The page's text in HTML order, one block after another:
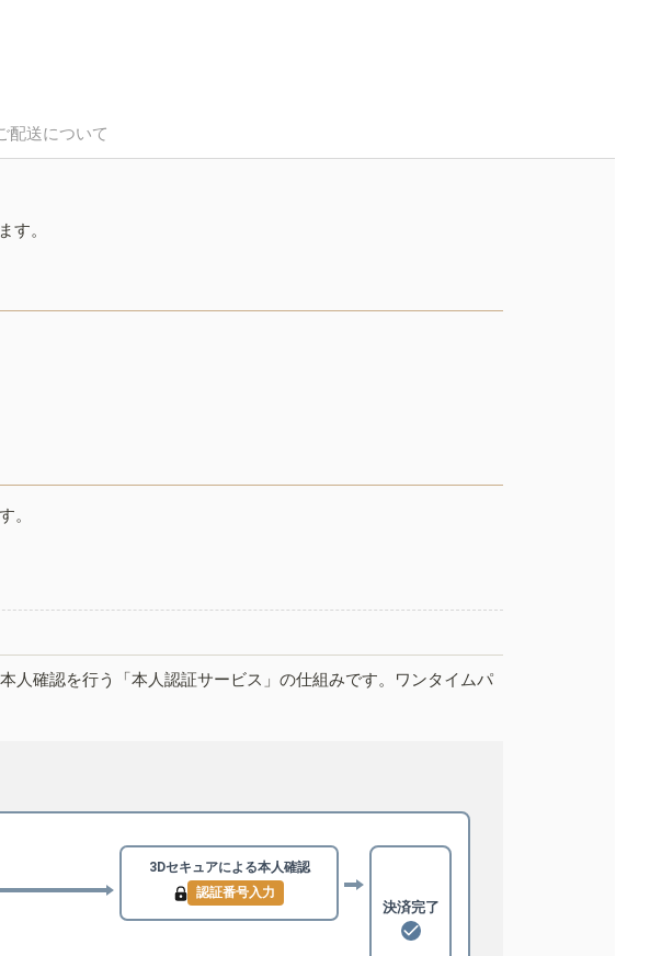
配送について
す。
。
人確認を行う「本人認証サービス」の仕組みです。ワンタイムパ
3Dセキュアによる本人確認
認証番号入力
決済完了